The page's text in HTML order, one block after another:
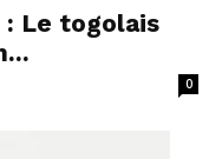
: Le togolais
0